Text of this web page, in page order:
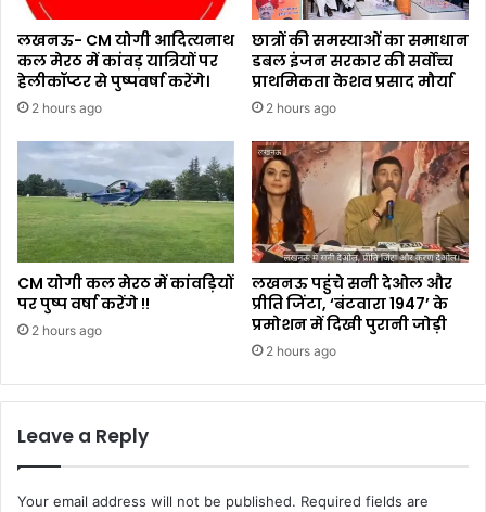
लखनऊ- CM योगी आदित्यनाथ
कल मेरठ में कांवड़ यात्रियों पर
हेलीकॉप्टर से पुष्पवर्षा करेंगे।
2 hours ago
छात्रों की समस्याओं का समाधान
डबल इंजन सरकार की सर्वोच्च
प्राथमिकता केशव प्रसाद मौर्या
2 hours ago
CM योगी कल मेरठ में कांवड़ियों
पर पुष्प वर्षा करेंगे !!
2 hours ago
लखनऊ पहुंचे सनी देओल और
प्रीति जिंटा, ‘बंटवारा 1947’ के
प्रमोशन में दिखी पुरानी जोड़ी
2 hours ago
Leave a Reply
Your email address will not be published. Required fields are